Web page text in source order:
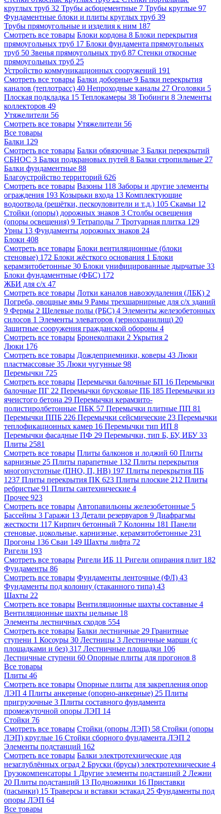
круглых труб 32 Трубы асбоцементные 7 Трубы круглые 97
Фундаментные блоки и плиты круглых труб 39
Трубы прямоугольные и изделия к ним 187
Смотреть все товары Блоки кордона 8 Блоки перекрытия
прямоугольных труб 17 Блоки фундамента прямоугольных
труб 50 Звенья прямоугольных труб 87 Стенки откосные
прямоугольных труб 25
Устройство коммуникационных сооружений 191
Смотреть все товары Балки доборные 9 Балки перекрытия
каналов (теплотрасс) 40 Непроходные каналы 27 Оголовки 5
Плоская подкладка 15 Теплокамеры 38 Тюбинги 8 Элементы
коллекторов 49
Утяжелители 56
Смотреть все товары Утяжелители 56
Все товары
Балки 129
Смотреть все товары Балки обвязочные 3 Балки перекрытий
СБНОС 3 Балки подкрановых путей 8 Балки стропильные 27
Балки фундаментные 88
Благоустройство территорий 626
Смотреть все товары Вазоны 118 Заборы и другие элементы
ограждения 193 Козырьки входа 13 Комплектующие
водоотвода (решётки, пескоуловители и т.д.) 105 Скамьи 12
Стойки (опоры) дорожных знаков 3 Столбы освещения
(опоры освещения) 9 Тетраподы 7 Тротуарная плитка 129
Урны 13 Фундаменты дорожных знаков 24
Блоки 408
Смотреть все товары Блоки вентиляционные (блоки
стеновые) 172 Блоки жёсткого основания 1 Блоки
керамзитобетонные 30 Блоки унифицированные дырчатые 33
Блоки фундаментные (ФБС) 172
ЖБИ для с/х 47
Смотреть все товары Лотки каналов навозоудаления (ЛБК) 2
Погреба, овощные ямы 9 Рамы трехшарнирные для с/х зданий
9 Фермы 2 Щелевые полы (РБС) 4 Элементы железобетонных
силосов 1 Элементы элеваторов (зернохранилищ) 20
Защитные сооружения гражданской обороны 4
Смотреть все товары Бронеколпаки 2 Укрытия 2
Люки 176
Смотреть все товары Дождеприемники, коверы 43 Люки
пластмассовые 35 Люки чугунные 98
Перемычки 725
Смотреть все товары Перемычки балочные БП 16 Перемычки
балочные ПГ 22 Перемычки брусковые ПБ 185 Перемычки из
ячеистого бетона 29 Перемычки керамзито-
полистиролбетонные ПБК 57 Перемычки плитные ПП 81
Перемычки ППБ 226 Перемычки сейсмические 23 Перемычки
теплофикационных камер 16 Перемычки тип ИП 8
Перемычки фасадные ПФ 29 Перемычки, тип Б, БУ, ИБУ 33
Плиты 2581
Смотреть все товары Плиты балконов и лоджий 60 Плиты
карнизные 25 Плиты парапетные 132 Плиты перекрытия
многопустотные (ПНО, П, НВ) 197 Плиты перекрытия ПБ
1237 Плиты перекрытия ПК 623 Плиты плоские 212 Плиты
ребристые 91 Плиты сантехнические 4
Прочее 923
Смотреть все товары Автопавильоны железобетонные 5
Бассейны 3 Гаражи 13 Детали резервуаров 9 Диафрагмы
жесткости 117 Кирпич бетонный 7 Колонны 181 Панели
стеновые, цокольные, карнизные, керамзитобетонные 231
Прогоны 136 Сваи 149 Шахты лифта 72
Ригели 193
Смотреть все товары Ригели ИБ 11 Ригели опирания плит 182
Фундаменты 86
Смотреть все товары Фундаменты ленточные (ФЛ) 43
Фундаменты под колонну (стаканного типа) 43
Шахты 22
Смотреть все товары Вентиляционные шахты составные 4
Вентиляционные шахты цельные 18
Элементы лестничных сходов 554
Смотреть все товары Балки лестничные 29 Гранитные
ступени 1 Косоуры 30 Лестницы 3 Лестничные марши (с
площадками и без) 317 Лестничные площадки 106
Лестничные ступени 60 Опорные плиты для прогонов 8
Все товары
Плиты 46
Смотреть все товары Опорные плиты для закрепления опор
ЛЭП 4 Плиты анкерные (опорно-анкерные) 25 Плиты
пригрузочные 3 Плиты составного фундамента
промежуточной опоры ЛЭП 14
Стойки 76
Смотреть все товары Стойки (опоры ЛЭП) 58 Стойки (опоры
ЛЭП) круглые 16 Стойки сборного фундамента ЛЭП 2
Элементы подстанций 162
Смотреть все товары Балки электротехнические для
незаглублённых оград 2 Бруски (брусы) электротехнические 4
Грузокомпенсаторы 1 Другие элементы подстанций 2 Лежни
20 Плиты подстанций 13 Подножники 16 Приставки
(пасынки) 15 Траверсы и вставки эстакад 25 Фундаменты под
опоры ЛЭП 64
Все товары